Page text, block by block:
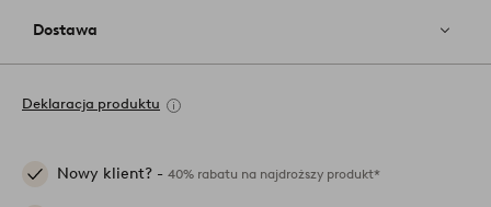
Dostawa
Deklaracja produktu
Nowy klient? - 40% rabatu na najdroższy produkt*